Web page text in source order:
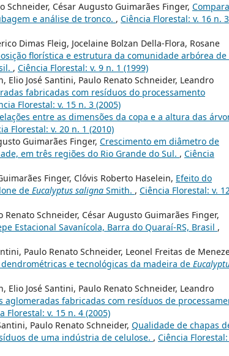
Schneider, César Augusto Guimarães Finger,
e análise de tronco. , Ciência Florestal: v. 16 n. 3
Dimas Fleig, Jocelaine Bolzan Della-Flora, Rosane
florística e estrutura da comunidade arbórea de
, Ciência Florestal: v. 9 n. 1 (1999)
Elio José Santini, Paulo Renato Schneider, Leandro
fabricadas com resíduos do processamento
Florestal: v. 15 n. 3 (2005)
entre as dimensões da copa e a altura das
Florestal: v. 20 n. 1 (2010)
Guimarães Finger, Crescimento em diâmetro de
em três regiões do Rio Grande do Sul. , Ciência
Finger, Clóvis Roberto Haselein, Efeito do
de Eucalyptus saligna Smith. , Ciência Florestal: v.
Schneider, César Augusto Guimarães Finger,
Estacional Savanícola, Barra do Quaraí-RS, Brasil ,
Paulo Renato Schneider, Leonel Freitas de
e tecnológicas da madeira de
Elio José Santini, Paulo Renato Schneider, Leandro
fabricadas com resíduos de
Florestal: v. 15 n. 4 (2005)
Paulo Renato Schneider, Qualidade de chapas
de uma indústria de celulose. , Ciência Florestal: